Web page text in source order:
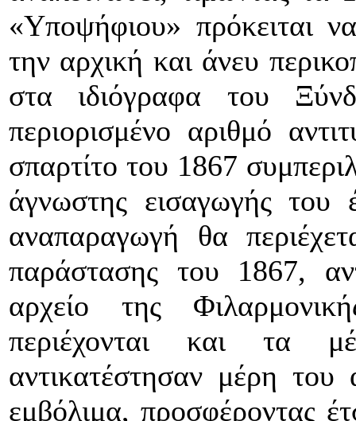
«Υποψήφιου» πρόκειται
την αρχική και άνευ
στα ιδιόγραφα του
περιορισμένο αριθμό
σπαρτίτο του 1867
άγνωστης εισαγωγής του
αναπαραγωγή θα
παράστασης του 1867,
αρχείο της
περιέχονται και τα
αντικατέστησαν μέρη του
εμβόλιμα, προσφέροντας